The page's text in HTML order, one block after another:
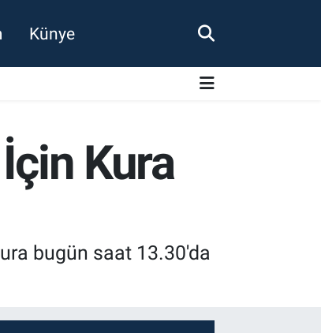
Künye
Kura
bugün saat 13.30'da